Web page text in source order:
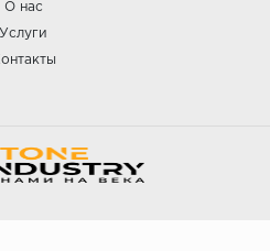
О нас
Услуги